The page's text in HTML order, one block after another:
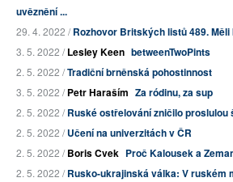
uvěznění ...
29. 4. 2022 /Rozhovor Britských listů 489.
3. 5. 2022 /Lesley Keen betweenTwoPints
2. 5. 2022 /Tradiční brněnská pohostinnost
3. 5. 2022 /Petr Haraším Za ródinu, za sup
2. 5. 2022 /Ruské ostřelování zničilo
2. 5. 2022 /Učení na univerzitách v ČR
2. 5. 2022 /Boris Cvek Proč Kalousek a
2. 5. 2022 /Rusko-ukrajinská válka: V ruském